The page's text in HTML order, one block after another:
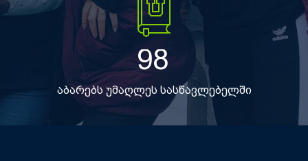
98
აბარებს უმაღლეს სასწავლებელში